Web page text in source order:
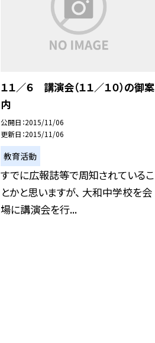
１１／６ 講演会（１１／１０）の御案
内
公開日 2015/11/06
更新日 2015/11/06
教育活動
すでに広報誌等で周知されているこ
とかと思いますが、 大和中学校を会
場に講演会を行...